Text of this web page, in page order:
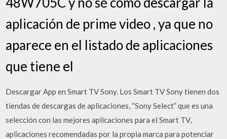
aplicación de prime video , ya que no
aparece en el listado de aplicaciones
que tiene el
Descargar App en Smart TV Sony. Los Smart TV Sony tienen dos
tiendas de descargas de aplicaciones, “Sony Select” que es una
selección con las mejores aplicaciones para el Smart TV,
aplicaciones recomendadas por la propia marca para potenciar